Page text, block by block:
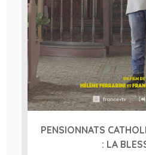
PENSIONNATS
: LA